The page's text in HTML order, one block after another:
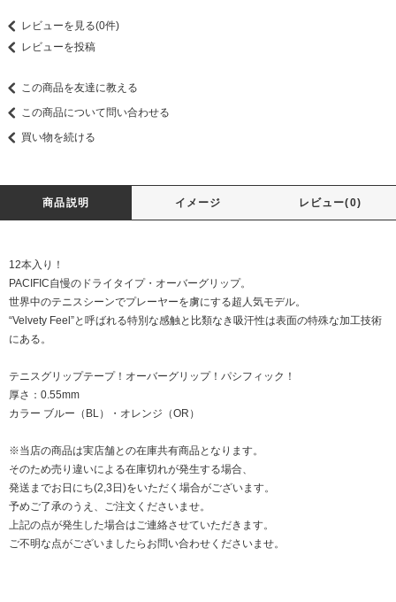
レビューを見る(0件)
レビューを投稿
この商品を友達に教える
この商品について問い合わせる
買い物を続ける
商品説明 イメージ レビュー(0)
12本入り！
PACIFIC自慢のドライタイプ・オーバーグリップ。
世界中のテニスシーンでプレーヤーを虜にする超人気モデル。
“Velvety Feel”と呼ばれる特別な感触と比類なき吸汗性は表面の特殊な加工技術
にある。
テニスグリップテープ！オーバーグリップ！パシフィック！
厚さ：0.55mm
カラー ブルー（BL）・オレンジ（OR）
※当店の商品は実店舗との在庫共有商品となります。
そのため売り違いによる在庫切れが発生する場合、
発送までお日にち(2,3日)をいただく場合がございます。
予めご了承のうえ、ご注文くださいませ。
上記の点が発生した場合はご連絡させていただきます。
ご不明な点がございましたらお問い合わせくださいませ。